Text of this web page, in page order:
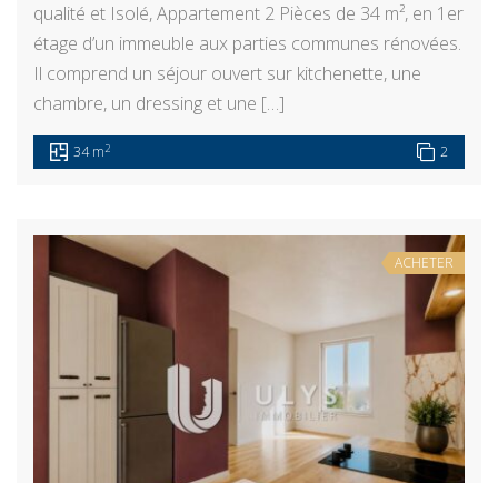
qualité et Isolé, Appartement 2 Pièces de 34 m², en 1er
étage d’un immeuble aux parties communes rénovées.
Il comprend un séjour ouvert sur kitchenette, une
chambre, un dressing et une […]
34 m2 2
ACHETER